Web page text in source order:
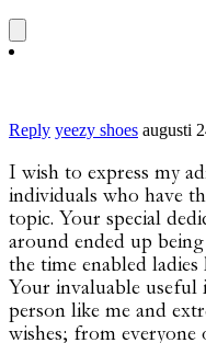
Reply yeezy shoes augusti
I wish to express my
individuals who have
topic. Your special
around ended up
the time enabled
Your invaluable useful
person like me and
wishes; from everyone